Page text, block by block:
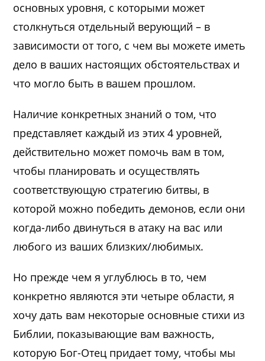
основных уровня, с которыми может
столкнуться отдельный верующий – в
зависимости от того, с чем вы можете иметь
дело в ваших настоящих обстоятельствах и
что могло быть в вашем прошлом.
Наличие конкретных знаний о том, что
представляет каждый из этих 4 уровней,
действительно может помочь вам в том,
чтобы планировать и осуществлять
соответствующую стратегию битвы, в
которой можно победить демонов, если они
когда-либо двинуться в атаку на вас или
любого из ваших близких/любимых.
Но прежде чем я углублюсь в то, чем
конкретно являются эти четыре области, я
хочу дать вам некоторые основные стихи из
Библии, показывающие вам важность,
которую Бог-Отец придает тому, чтобы мы